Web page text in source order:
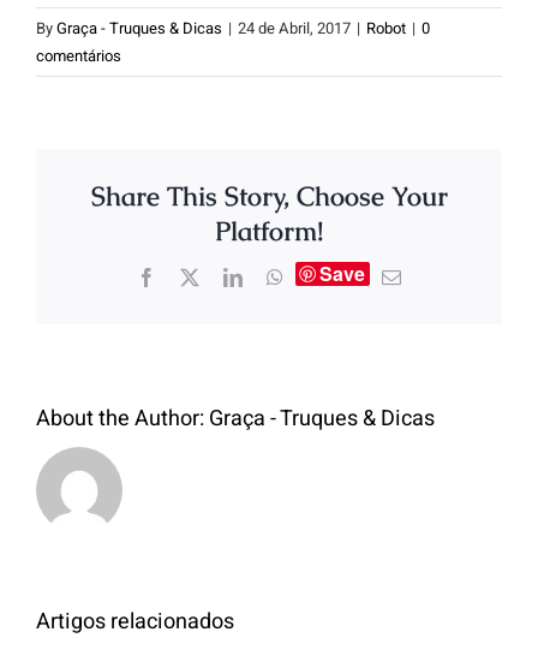
ByGraça - Truques & Dicas | 24 de Abril, 2017 | Robot | 0
comentários
Share This Story, Choose Your
Platform!
Save
About the Author:Graça - Truques & Dicas
Artigos relacionados